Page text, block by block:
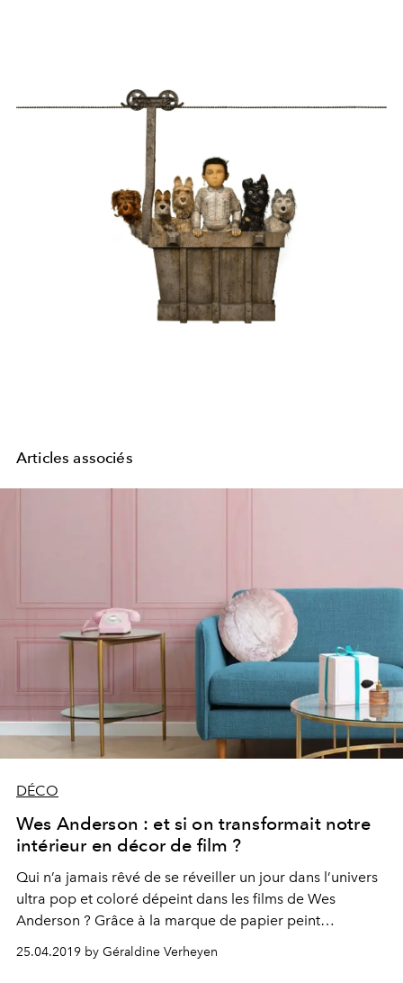
Articles associés
DÉCO
Wes Anderson : et si on transformait notre
intérieur en décor de film ?
Qui n’a jamais rêvé de se réveiller un jour dans l’univers
ultra pop et coloré dépeint dans les films de Wes
Anderson ? Grâce à la marque de papier peint
MuralsWallpaper, c’est désormais possible.
25.04.2019 by Géraldine Verheyen